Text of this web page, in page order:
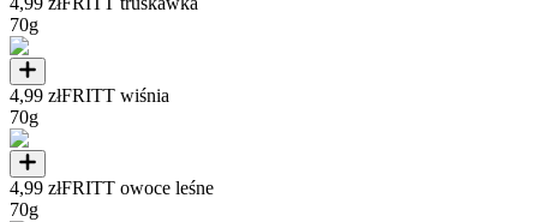
70g
4,99 złFRITT wiśnia
70g
4,99 złFRITT owoce leśne
70g